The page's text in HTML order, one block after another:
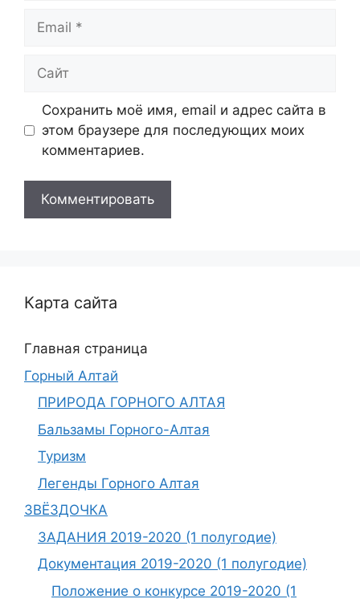
Сохранить моё имя, email и адрес сайта в
этом браузере для последующих моих
комментариев.
Карта сайта
Главная страница
Горный Алтай
ПРИРОДА ГОРНОГО АЛТАЯ
Бальзамы Горного-Алтая
Туризм
Легенды Горного Алтая
ЗВЁЗДОЧКА
ЗАДАНИЯ 2019-2020 (1 полугодие)
Документация 2019-2020 (1 полугодие)
Положение о конкурсе 2019-2020 (1